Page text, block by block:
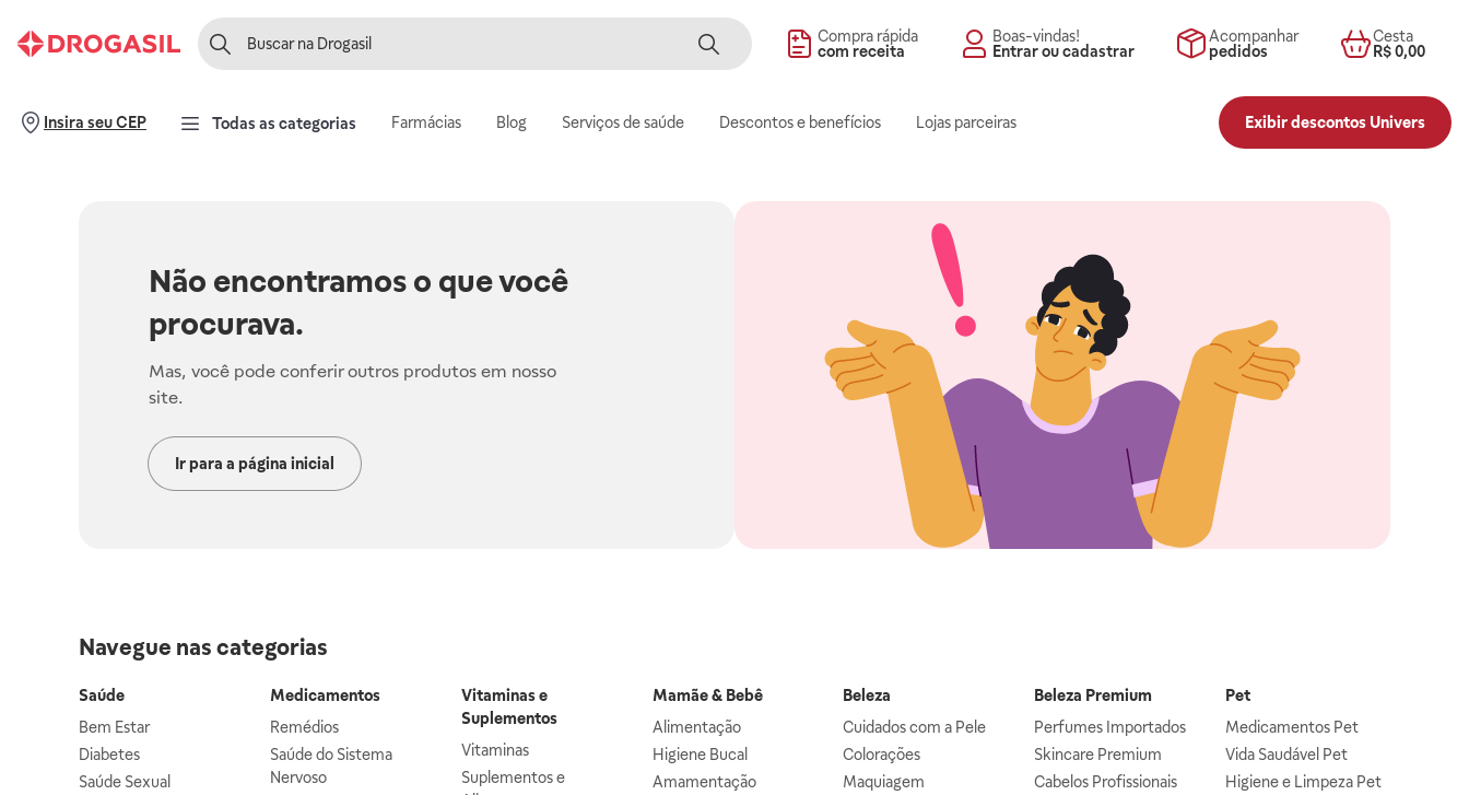
Compra rápida
com receita
Boas-vindas!
Entrar ou cadastrar
Acompanhar
pedidos
Cesta
R$ 0,00
Insira seu CEP Todas as categorias Farmácias Blog Serviços de saúde Descontos e benefícios Lojas parceiras Exibir descontos Univers
Não encontramos o que você
procurava.
Mas, você pode conferir outros produtos em nosso
site.
Ir para a página inicial
Navegue nas categorias
Saúde
Bem Estar
Diabetes
Saúde Sexual
Medicamentos
Remédios
Saúde do Sistema
Nervoso
Vitaminas e
Suplementos
Vitaminas
Suplementos e
Mamãe & Bebê
Alimentação
Higiene Bucal
Amamentação
Beleza
Cuidados com a Pele
Colorações
Maquiagem
Beleza Premium
Perfumes Importados
Skincare Premium
Cabelos Profissionais
Pet
Medicamentos Pet
Vida Saudável Pet
Higiene e Limpeza Pet